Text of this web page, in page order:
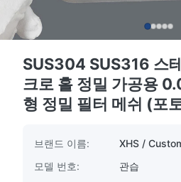
SUS304 SUS316 스
크로 홀 정밀 가공용
형 정밀 필터 메쉬 (포
브랜드 이름:
XHS /
모델 번호:
관습